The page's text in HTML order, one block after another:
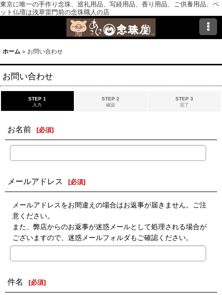
東京に唯一の手作り念珠、巡礼用品、写経用品、香り用品、ご供養用品、ペ
ット仏壇は浅草雷門前の念珠職人の店
ホーム > お問い合わせ
お問い合わせ
STEP 1
入力
STEP 2
確認
STEP 3
完了
お名前 [必須]
メールアドレス [必須]
メールアドレスをお間違えの場合はお返事が届きません。ご注
意ください。
また、弊店からのお返事が迷惑メールとして処理される場合が
ございますので、迷惑メールフォルダもご確認ください。
件名 [必須]